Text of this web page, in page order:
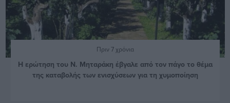
Πριν 7 χρόνια
Η ερώτηση του Ν. Μηταράκη έβγαλε από τον πάγο το θέμα
της καταβολής των ενισχύσεων για τη χυμοποίηση